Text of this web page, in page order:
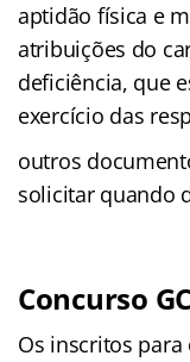
aptidão física e
atribuições do
deficiência, que
exercício das
outros
solicitar quando
Concurso
Os inscritos